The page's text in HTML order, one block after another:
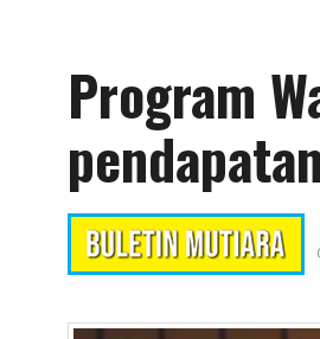
Program
pendapatan